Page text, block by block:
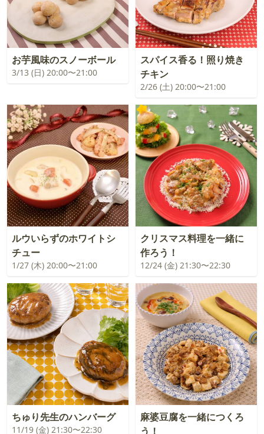
お芋風味のスノーボール
3/13 (日) 20:00〜21:00
スパイス香る！照り焼き
チキン
2/26 (土) 20:00〜21:00
ルウいらずのホワイトシ
チュー
1/27 (木) 20:00〜21:00
クリスマス料理を一緒に
作ろう！
12/24 (金) 21:30〜22:30
ちゅり先生のハンバーグ
11/19 (金) 21:30〜22:30
麻婆豆腐を一緒につくろ
う！